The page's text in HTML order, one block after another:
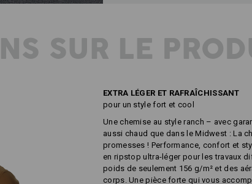
SUR LE
EXTRA LÉGER ET RAFRAÎCHISSANT
pour un style fort et cool
Une chemise au style ranch – avec
aussi chaud que dans le Midwest : La
promesses ! Performance, confort et
en ripstop ultra-léger pour les travaux
poids de seulement 156 g/m² et des
corps. Une pièce forte qui vous